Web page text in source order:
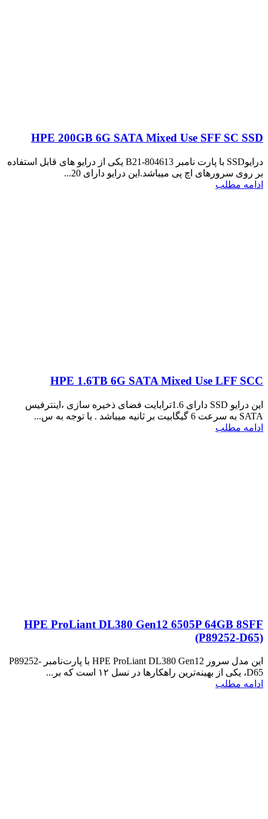
HPE 200GB 6G SATA Mixed Use SFF SC SSD
درایوSSD با پارت نامبر 804613-B21 یکی از درایو های قابل استفاده
بر روی سرورهای اچ پی میباشد.این درایو دارای 20...
ادامه مطلب
HPE 1.6TB 6G SATA Mixed Use LFF SCC
این درایو SSD دارای 1.6ترابایت فضای ذخیره سازی ،اینترفیس
SATA به سرعت 6 گیگابیت بر ثانیه میباشد . با توجه به س...
ادامه مطلب
HPE ProLiant DL380 Gen12 6505P 64GB 8SFF
(P89252‑D65)
این مدل سرور HPE ProLiant DL380 Gen12 با پارت‌نامبر P89252-
D65، یکی از بهینه‌ترین راهکارها در نسل ۱۲ است که بر...
ادامه مطلب